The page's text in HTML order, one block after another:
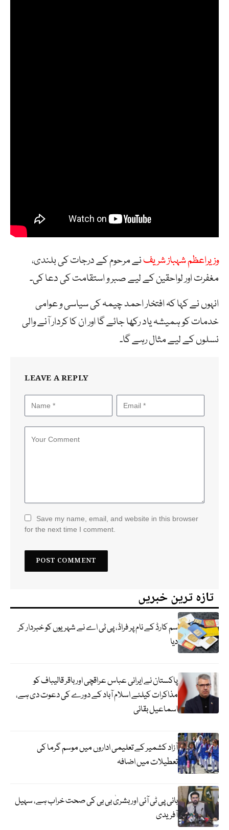
وزیراعظم شہباز شریفنے مرحوم کے درجات کی بلندی،
مغفرت اور لواحقین کے لیے صبر و استقامت کی دعا کی۔
انہوں نے کہا کہ افتخار احمد چیمہ کی سیاسی و عوامی
خدمات کو ہمیشہ یاد رکھا جائے گا اور ان کا کردار آنے والی
نسلوں کے لیے مثال رہے گا۔
LEAVE A REPLY
Save my name, email, and website in this browser
for the next time I comment.
تازہ ترین خبریں
سم کارڈ کے نام پر فراڈ، پی ٹی اے نے شہریوں کو خبردار کر
دیا
پاکستان نے ایرانی عباس عراقچی اورباقر قالیباف کو
مذاکرات کیلئے اسلام آباد کے دورے کی دعوت دی ہے،
اسماعیل بقائی
آزاد کشمیر کے تعلیمی اداروں میں موسم گرما کی
تعطیلات میں اضافہ
بانی پی ٹی آئی اور بشریٰ بی بی کی صحت خراب ہے، سہیل
آفریدی